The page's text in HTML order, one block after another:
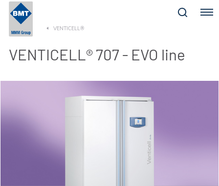
Menu
VENTICELL®
VENTICELL® 707 - EVO line